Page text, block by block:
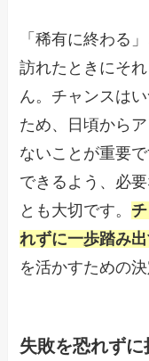
「稀有に終わる
訪れたときにそ
ん。チャンスは
ため、日頃から
ないことが重要
できるよう、必
とも大切です。
れずに一歩踏み
を活かすための
失敗を恐れず